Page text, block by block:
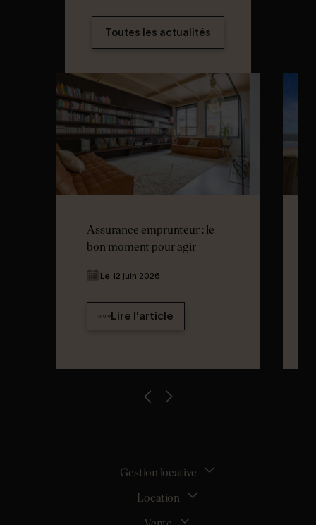
Toutes les actualités
Assurance emprunteur : le
bon moment pour agir
Le 12 juin 2026
Lire l'article
Gestion locative
La gestion locative
Location